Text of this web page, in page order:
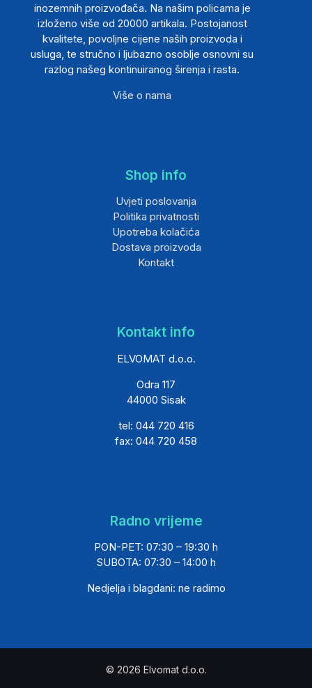
inozemnih proizvođača. Na našim policama je
izloženo više od 20000 artikala. Postojanost
kvalitete, povoljne cijene naših proizvoda i
usluga, te stručno i ljubazno osoblje osnovni su
razlog našeg kontinuiranog širenja i rasta.
Više o nama
Shop info
Uvjeti poslovanja
Politika privatnosti
Upotreba kolačića
Dostava proizvoda
Kontakt
Kontakt info
ELVOMAT d.o.o.
Odra 117
44000 Sisak
tel: 044 720 416
fax: 044 720 458
Radno vrijeme
PON-PET: 07:30 – 19:30 h
SUBOTA: 07:30 – 14:00 h
Nedjelja i blagdani: ne radimo
© 2026 Elvomat d.o.o.